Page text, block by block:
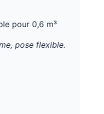
pour 0,6 m³
pose flexible.